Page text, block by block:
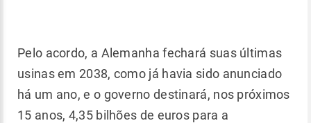
Pelo acordo, a Alemanha fechará suas últimas
usinas em 2038, como já havia sido anunciado
há um ano, e o governo destinará, nos próximos
15 anos, 4,35 bilhões de euros para a